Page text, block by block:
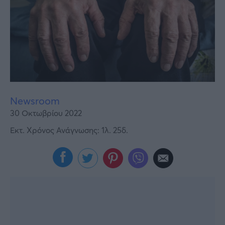
Υγεία
Καιρός
Newsroom
30 Οκτωβρίου 2022
Εκτ. Χρόνος Ανάγνωσης: 1λ. 25δ.